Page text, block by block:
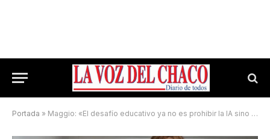
Portada » Maggio: «El desafío educativo ya no es prohibir la IA sino enseñar a pensar»